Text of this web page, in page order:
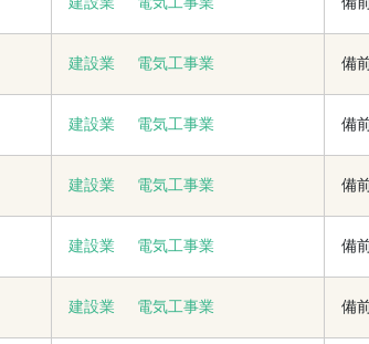
建設業 電気工事業 備
建設業 電気工事業 備
建設業 電気工事業 備
建設業 電気工事業 備
建設業 電気工事業 備